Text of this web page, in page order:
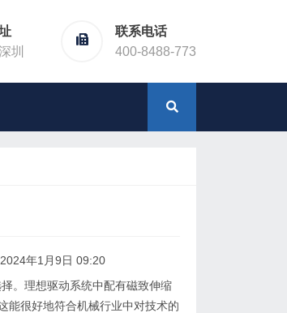
圳
联系电话
400-8488-773
2024年1月9日 09:20
。理想驱动系统中配有磁致伸缩
能很好地符合机械行业中对技术的